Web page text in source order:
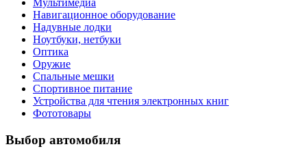
Мультимедиа
Навигационное оборудование
Надувные лодки
Ноутбуки, нетбуки
Оптика
Оружие
Спальные мешки
Спортивное питание
Устройства для чтения электронных книг
Фототовары
Выбор автомобиля